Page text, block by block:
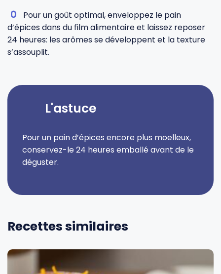
Pour un goût optimal, enveloppez le pain
d’épices dans du film alimentaire et laissez reposer
24 heures: les arômes se développent et la texture
s’assouplit.
L'astuce
Pour un pain d’épices encore plus moelleux,
conservez-le 24 heures emballé avant de le
déguster.
Recettes similaires